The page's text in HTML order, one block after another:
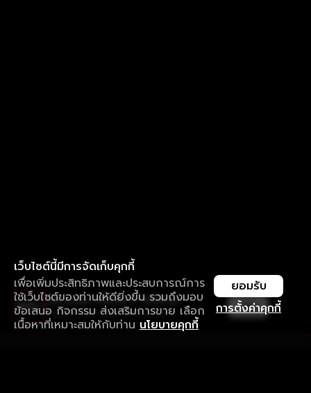
เว็บไซต์นี้มีการจัดเก็บคุกกี้
เพื่อเพิ่มประสิทธิภาพและประสบการณ์การ
ใช้เว็บไซต์ของท่านให้ดียิ่งขึ้น รวมถึงมอบ
ข้อเสนอ กิจกรรม ส่งเสริมการขาย เลือก
เนื้อหาที่เหมาะสมให้กับท่าน นโยบายคุกกี้
การตั้งค่าคุกกี้
ยอมรับ
ใช้งานแอป ลื่นไหลกว่า ไม่มีสะดุด
ดาวน์โหลดแอปเพื่อการรับชมที่ดีกว่า เปิด